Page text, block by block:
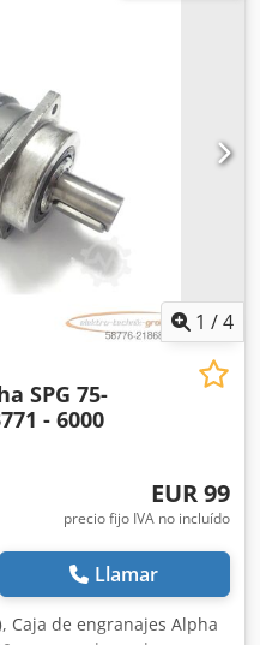
1 /4
SPG 75-
- 6000
EUR 99
precio fijo IVA no incluído
Llamar
, Caja de engranajes Alpha